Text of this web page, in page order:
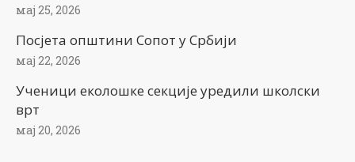
мај 25, 2026
Посјета општини Сопот у Србији
мај 22, 2026
Ученици еколошке секције уредили школски
врт
мај 20, 2026